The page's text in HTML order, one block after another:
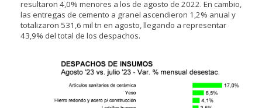
resultaron 4,0% menores a los de agosto de 2022. En cambio,
las entregas de cemento a granel ascendieron 1,2% anual y
totalizaron 531,6 mil tn en agosto, llegando a representar
43,9% del total de los despachos.